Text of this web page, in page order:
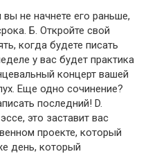
не начнете его раньше,
Б. Откройте свой
когда будете писать
у вас будет практика
концерт вашей
Еще одно сочинение?
последний! D.
это заставит вас
проекте, который
день, который